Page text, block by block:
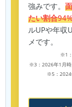
強みです。
たい割合
ルUPや年収
メです。
※1
※3：2026年1月時
※5：2024